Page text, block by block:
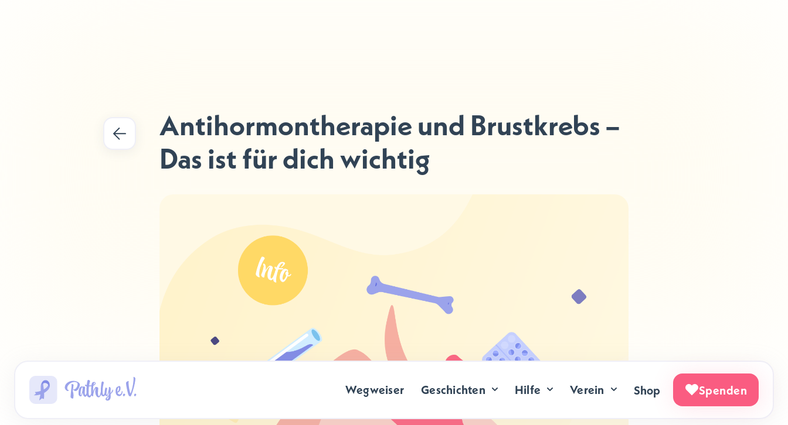
Wegweiser Geschichten Hilfe Verein Shop Spenden
Antihormontherapie und Brustkrebs –
Das ist für dich wichtig